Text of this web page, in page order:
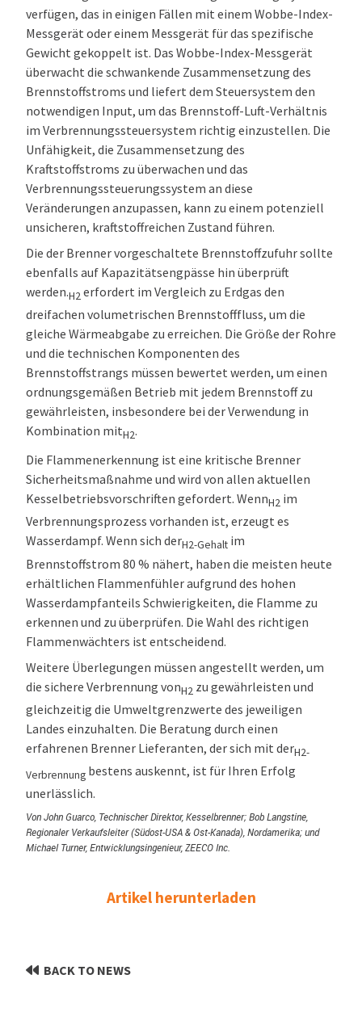
verfügen, das in einigen Fällen mit einem Wobbe-Index-
Messgerät oder einem Messgerät für das spezifische
Gewicht gekoppelt ist. Das Wobbe-Index-Messgerät
überwacht die schwankende Zusammensetzung des
Brennstoffstroms und liefert dem Steuersystem den
notwendigen Input, um das Brennstoff-Luft-Verhältnis
im Verbrennungssteuersystem richtig einzustellen. Die
Unfähigkeit, die Zusammensetzung des
Kraftstoffstroms zu überwachen und das
Verbrennungssteuerungssystem an diese
Veränderungen anzupassen, kann zu einem potenziell
unsicheren, kraftstoffreichen Zustand führen.
Die der Brenner vorgeschaltete Brennstoffzufuhr sollte
ebenfalls auf Kapazitätsengpässe hin überprüft
werden.H2erfordert im Vergleich zu Erdgas den
dreifachen volumetrischen Brennstofffluss, um die
gleiche Wärmeabgabe zu erreichen. Die Größe der Rohre
und die technischen Komponenten des
Brennstoffstrangs müssen bewertet werden, um einen
ordnungsgemäßen Betrieb mit jedem Brennstoff zu
gewährleisten, insbesondere bei der Verwendung in
Kombination mitH2.
Die Flammenerkennung ist eine kritische Brenner
Sicherheitsmaßnahme und wird von allen aktuellen
Kesselbetriebsvorschriften gefordert. WennH2 im
Verbrennungsprozess vorhanden ist, erzeugt es
Wasserdampf. Wenn sich derH2-Gehalt im
Brennstoffstrom 80 % nähert, haben die meisten heute
erhältlichen Flammenfühler aufgrund des hohen
Wasserdampfanteils Schwierigkeiten, die Flamme zu
erkennen und zu überprüfen. Die Wahl des richtigen
Flammenwächters ist entscheidend.
Weitere Überlegungen müssen angestellt werden, um
die sichere Verbrennung vonH2 zu gewährleisten und
gleichzeitig die Umweltgrenzwerte des jeweiligen
Landes einzuhalten. Die Beratung durch einen
erfahrenen Brenner Lieferanten, der sich mit derH2-
Verbrennung bestens auskennt, ist für Ihren Erfolg
unerlässlich.
Von John Guarco, Technischer Direktor, Kesselbrenner; Bob Langstine,
Regionaler Verkaufsleiter (Südost-USA & Ost-Kanada), Nordamerika; und
Michael Turner, Entwicklungsingenieur, ZEECO Inc.
Artikel herunterladen
BACK TO NEWS